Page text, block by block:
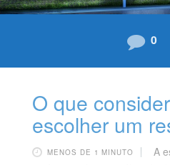
0
O que
escolher um
MENOS DE 1 MINUTO
A